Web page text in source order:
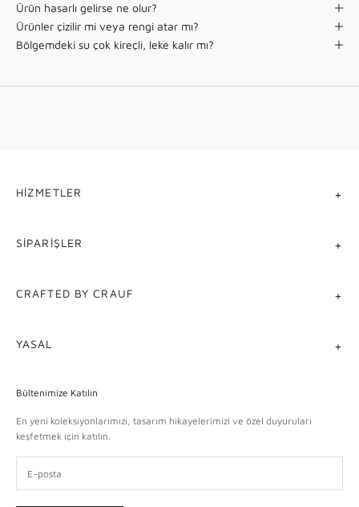
Ürün hasarlı gelirse ne olur?
Ürünler çizilir mi veya rengi atar mı?
Bölgemdeki su çok kireçli, leke kalır mı?
HIZMETLER
SIPARIŞLER
CRAFTED BY CRAUF
YASAL
Bültenimize Katılın
En yeni koleksiyonlarımızı, tasarım hikayelerimizi ve özel duyuruları
keşfetmek için katılın.